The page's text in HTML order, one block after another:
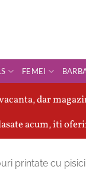
FEMEI
dar
acum, iti
printate cu pisici